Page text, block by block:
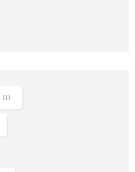
(1)